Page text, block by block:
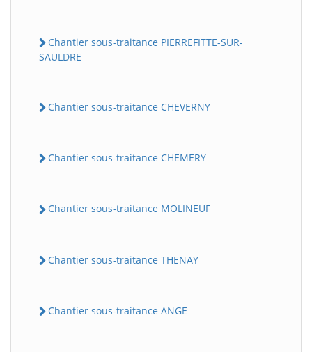
Chantier sous-traitance PIERREFITTE-SUR-
SAULDRE
Chantier sous-traitance CHEVERNY
Chantier sous-traitance CHEMERY
Chantier sous-traitance MOLINEUF
Chantier sous-traitance THENAY
Chantier sous-traitance ANGE